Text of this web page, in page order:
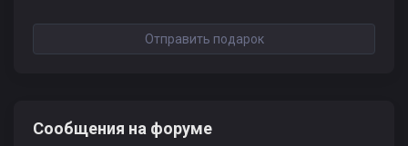
Отправить подарок
Сообщения на форуме